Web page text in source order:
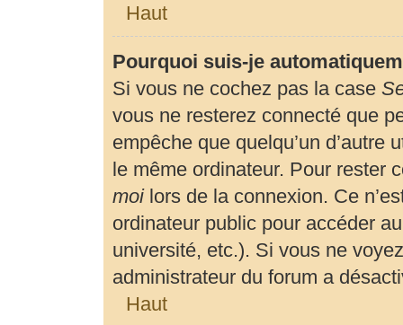
Haut
Pourquoi suis-je
Si vous ne cochez pas la case
vous ne resterez connecté que
empêche que quelqu’un
le même ordinateur. Pour rester
moilors de la connexion. Ce
ordinateur public pour accéder
université, etc.). Si vous ne
administrateur du forum a
Haut